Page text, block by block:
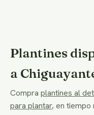
Plantines
a
Compra plantines al
para plantar, en tiempo